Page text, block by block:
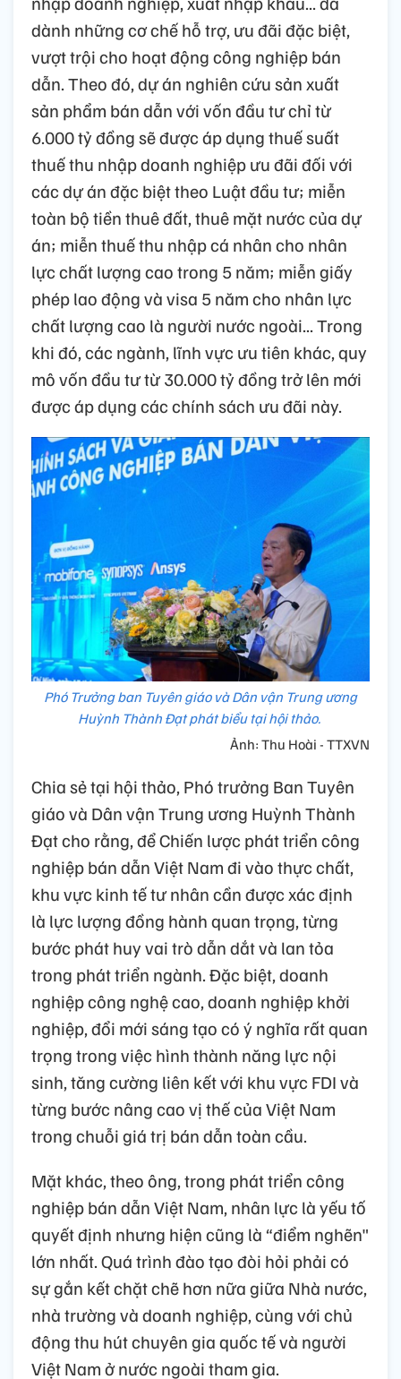
dành những cơ chế hỗ trợ, ưu đãi đặc biệt,
vượt trội cho hoạt động công nghiệp bán
dẫn. Theo đó, dự án nghiên cứu sản xuất
sản phẩm bán dẫn với vốn đầu tư chỉ từ
6.000 tỷ đồng sẽ được áp dụng thuế suất
thuế thu nhập doanh nghiệp ưu đãi đối với
các dự án đặc biệt theo Luật đầu tư; miễn
toàn bộ tiền thuê đất, thuê mặt nước của dự
án; miễn thuế thu nhập cá nhân cho nhân
lực chất lượng cao trong 5 năm; miễn giấy
phép lao động và visa 5 năm cho nhân lực
chất lượng cao là người nước ngoài... Trong
khi đó, các ngành, lĩnh vực ưu tiên khác, quy
mô vốn đầu tư từ 30.000 tỷ đồng trở lên mới
được áp dụng các chính sách ưu đãi này.
Phó Trưởng ban Tuyên giáo và Dân vận Trung ương
Huỳnh Thành Đạt phát biểu tại hội thảo.
Ảnh: Thu Hoài - TTXVN
Chia sẻ tại hội thảo, Phó trưởng Ban Tuyên
giáo và Dân vận Trung ương Huỳnh Thành
Đạt cho rằng, để Chiến lược phát triển công
nghiệp bán dẫn Việt Nam đi vào thực chất,
khu vực kinh tế tư nhân cần được xác định
là lực lượng đồng hành quan trọng, từng
bước phát huy vai trò dẫn dắt và lan tỏa
trong phát triển ngành. Đặc biệt, doanh
nghiệp công nghệ cao, doanh nghiệp khởi
nghiệp, đổi mới sáng tạo có ý nghĩa rất quan
trọng trong việc hình thành năng lực nội
sinh, tăng cường liên kết với khu vực FDI và
từng bước nâng cao vị thế của Việt Nam
trong chuỗi giá trị bán dẫn toàn cầu.
Mặt khác, theo ông, trong phát triển công
nghiệp bán dẫn Việt Nam, nhân lực là yếu tố
quyết định nhưng hiện cũng là “điểm nghẽn"
lớn nhất. Quá trình đào tạo đòi hỏi phải có
sự gắn kết chặt chẽ hơn nữa giữa Nhà nước,
nhà trường và doanh nghiệp, cùng với chủ
động thu hút chuyên gia quốc tế và người
Việt Nam ở nước ngoài tham gia.